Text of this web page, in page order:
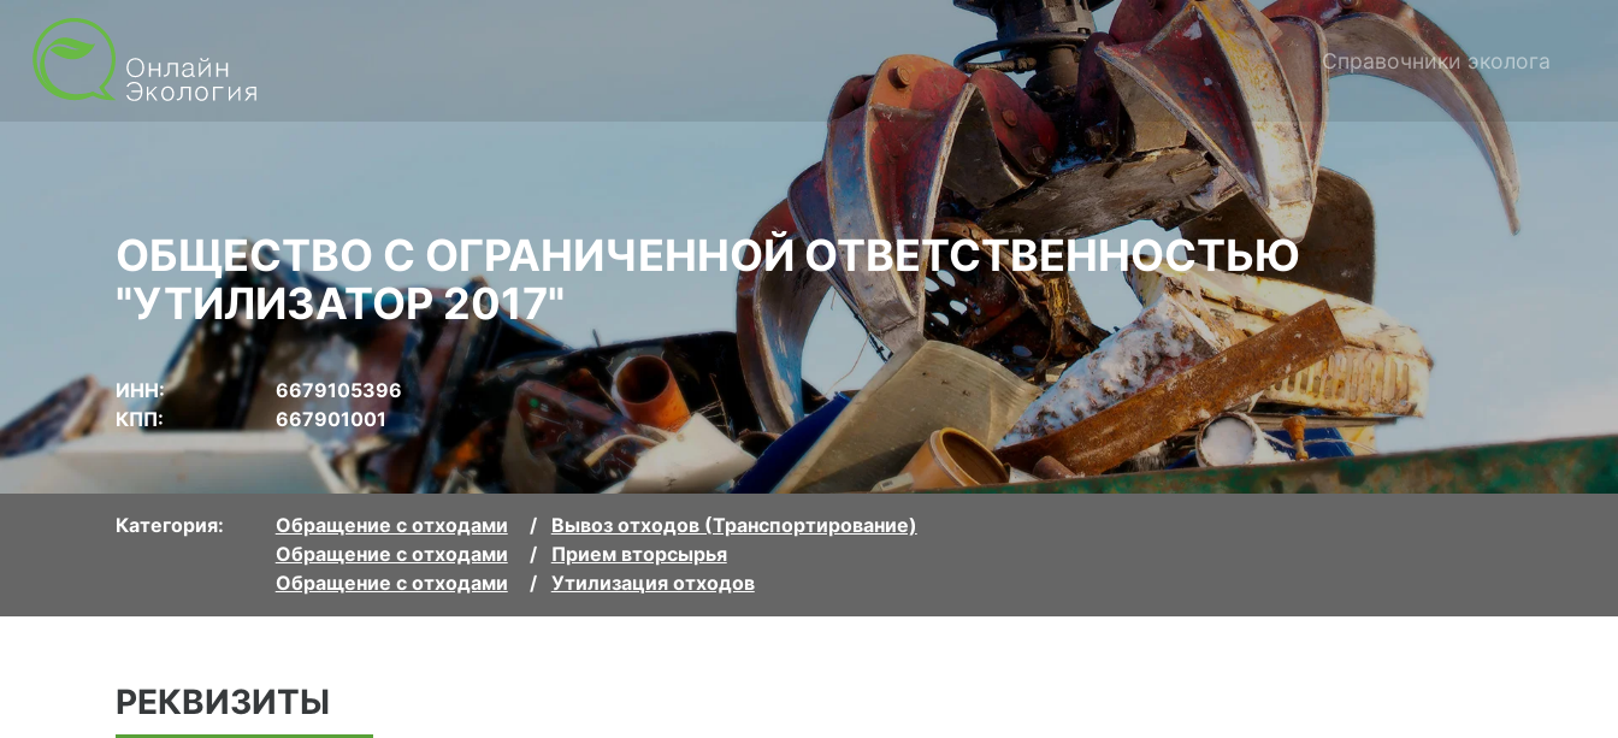
Справочники эколога
ОБЩЕСТВО С ОГРАНИЧЕННОЙ ОТВЕТСТВЕННОСТЬЮ
"УТИЛИЗАТОР 2017"
ИНН:
6679105396
КПП:
667901001
Категория: Обращение с отходами
Вывоз отходов (Транспортирование)
Обращение с отходами
Прием вторсырья
Обращение с отходами
Утилизация отходов
РЕКВИЗИТЫ